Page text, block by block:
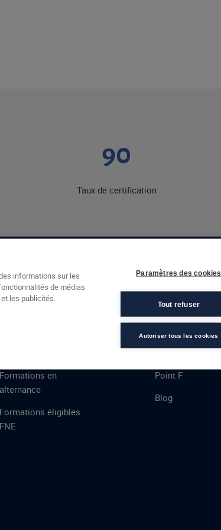
Espace candidats
90
Taux de certification
Formations en
alternance
Formations éligibles
FNE
À PROPOS
Talent
Point F
Blog
informations sur les
de médias
les publicités.
Paramètres des cookies
Tout refuser
Autoriser tous les cookies